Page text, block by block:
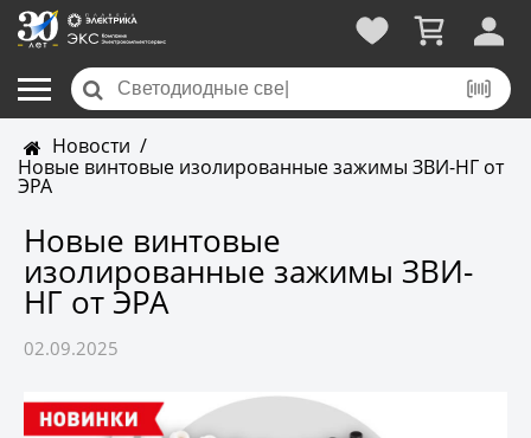
Новости /
Новые винтовые изолированные зажимы ЗВИ-НГ от
ЭРА
Новые винтовые
изолированные зажимы ЗВИ-
НГ от ЭРА
02.09.2025